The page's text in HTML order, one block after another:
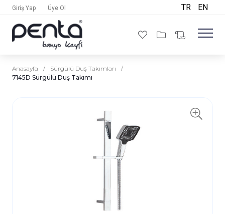
Giriş Yap Üye Ol TR EN
Anasayfa / Sürgülü Duş Takımları
/
7145D Sürgülü Duş Takımı